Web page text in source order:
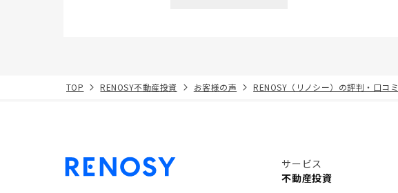
TOP RENOSY不動産投資 お客様の声 RENOSY（リノシー）の評判・口コミ
サービス
不動産投資